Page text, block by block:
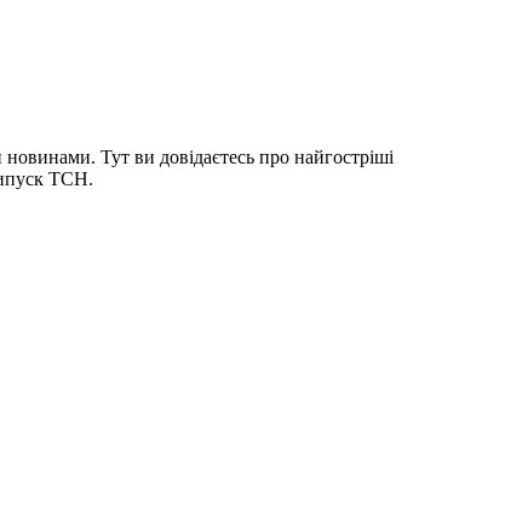
Тут ви довідаєтесь про найгостріші
ТСН.